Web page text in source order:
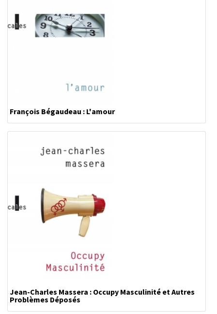
François Bégaudeau : L'amour
Jean-Charles Massera : Occupy Masculinité et Autres
Problèmes Déposés